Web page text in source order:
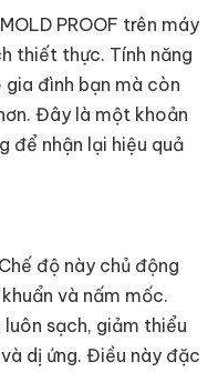
PROOF trên máy
thiết thực. Tính năng
đình bạn mà còn
Đây là một khoản
để nhận lại hiệu quả
độ này chủ động
và nấm mốc.
sạch, giảm thiểu
dị ứng. Điều này đặc